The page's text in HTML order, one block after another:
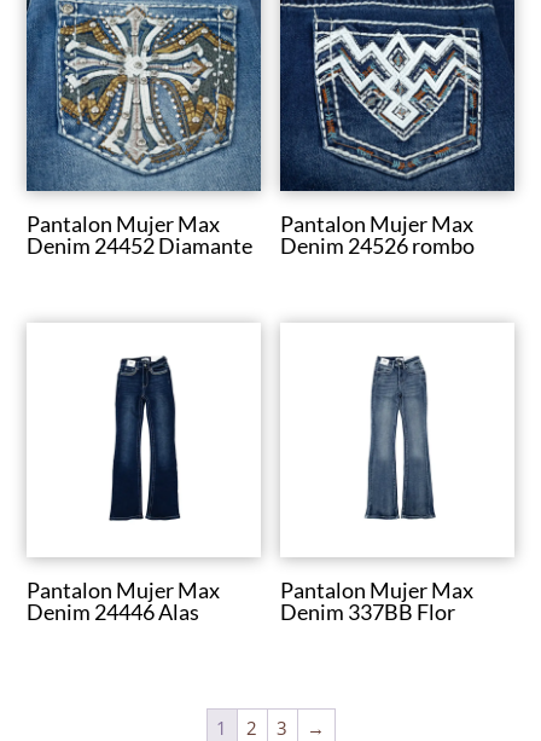
Pantalon Mujer Max
Denim 24452 Diamante
Pantalon Mujer Max
Denim 24526 rombo
Pantalon Mujer Max
Denim 24446 Alas
Pantalon Mujer Max
Denim 337BB Flor
1 2 3 →